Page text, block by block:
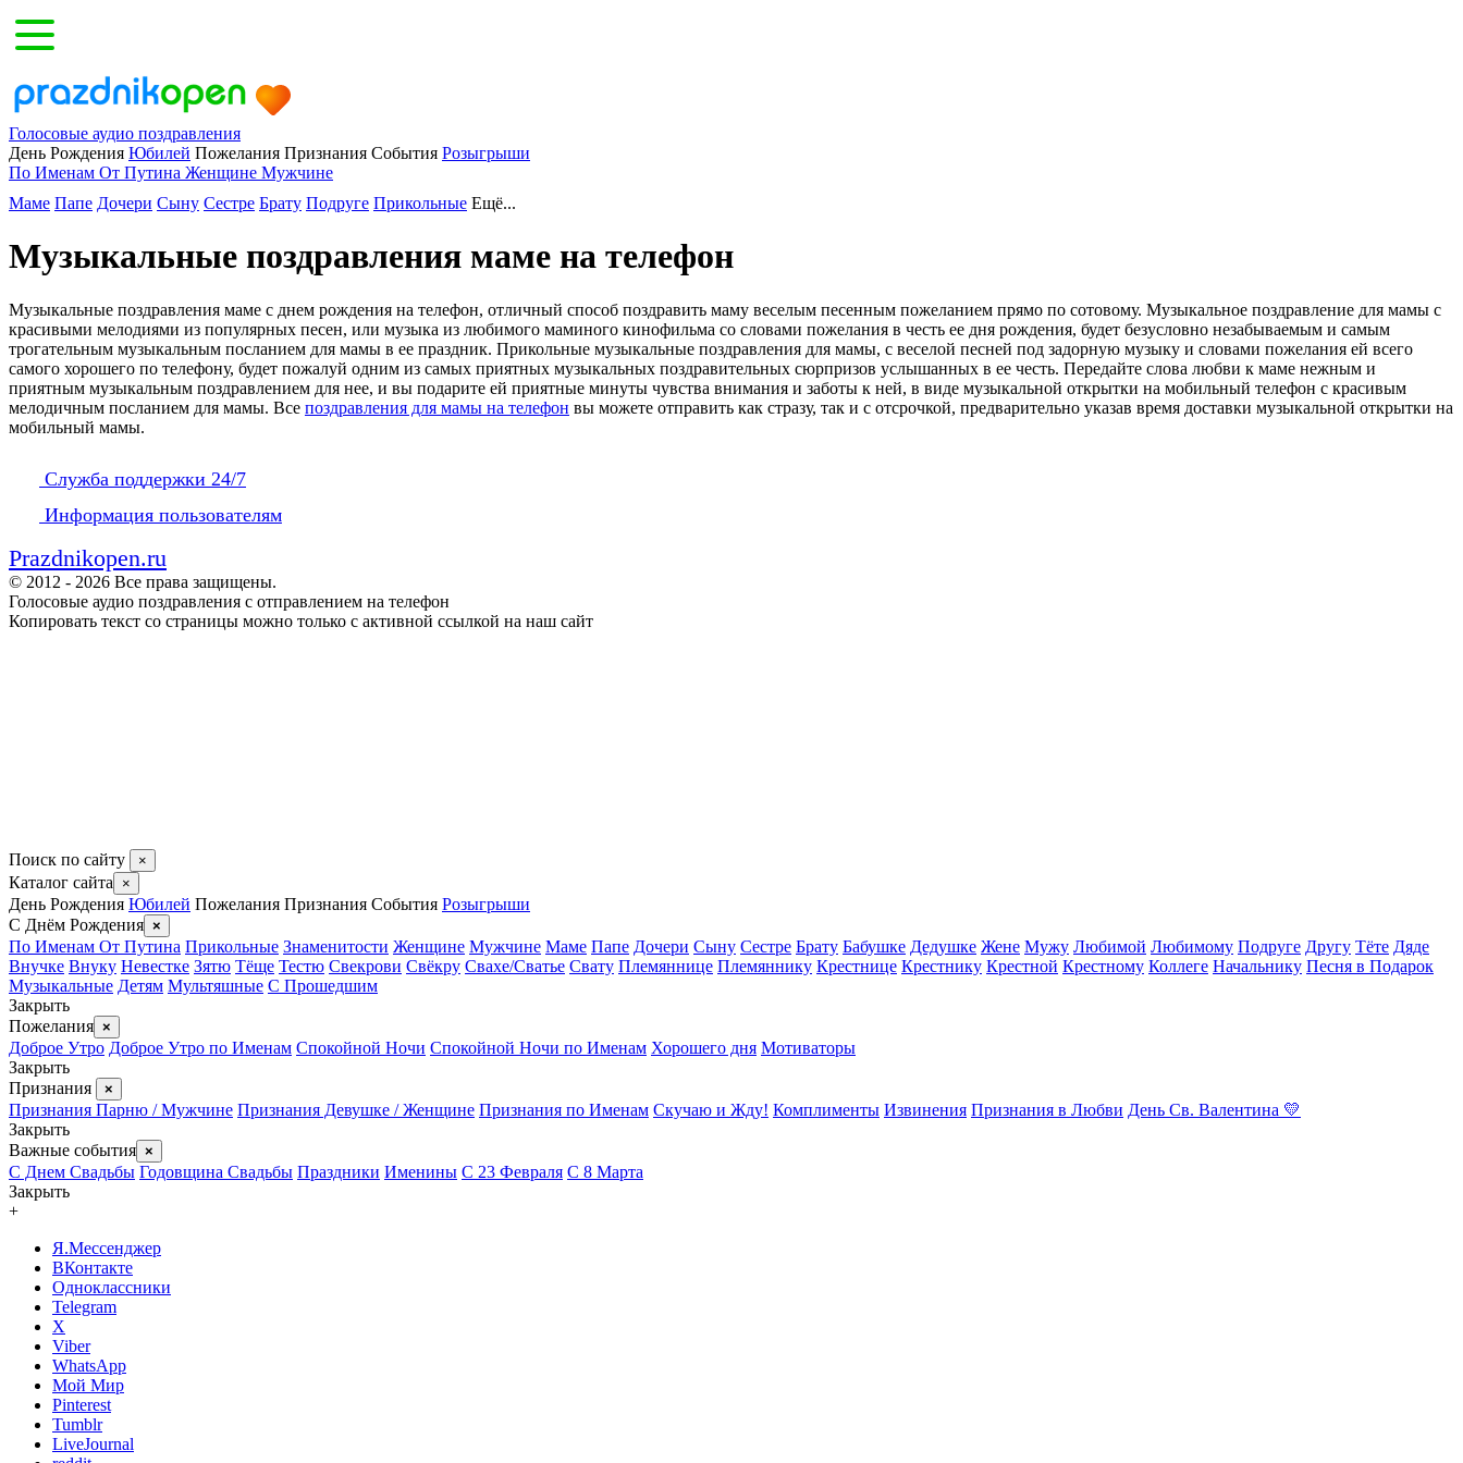
Голосовые аудио поздравления
День Рождения Юбилей Пожелания Признания События Розыгрыши
По Именам От Путина Женщине Мужчине
Маме Папе Дочери Сыну Сестре Брату Подруге Прикольные Ещё...
Музыкальные поздравления маме на телефон
Музыкальные поздравления маме с днем рождения на телефон, отличный способ поздравить маму веселым песенным пожеланием прямо по сотовому. Музыкальное поздравление для мамы с
красивыми мелодиями из популярных песен, или музыка из любимого маминого кинофильма со словами пожелания в честь ее дня рождения, будет безусловно незабываемым и самым
трогательным музыкальным посланием для мамы в ее праздник. Прикольные музыкальные поздравления для мамы, с веселой песней под задорную музыку и словами пожелания ей всего
самого хорошего по телефону, будет пожалуй одним из самых приятных музыкальных поздравительных сюрпризов услышанных в ее честь. Передайте слова любви к маме нежным и
приятным музыкальным поздравлением для нее, и вы подарите ей приятные минуты чувства внимания и заботы к ней, в виде музыкальной открытки на мобильный телефон с красивым
мелодичным посланием для мамы. Все поздравления для мамы на телефон вы можете отправить как стразу, так и с отсрочкой, предварительно указав время доставки музыкальной открытки на
мобильный мамы.
Служба поддержки 24/7
Информация пользователям
Prazdnikopen.ru
© 2012 - 2026 Все права защищены.
Голосовые аудио поздравления с отправлением на телефон
Копировать текст со страницы можно только с активной ссылкой на наш сайт
Поиск по сайту ×
Каталог сайта ×
День Рождения Юбилей Пожелания Признания События Розыгрыши
С Днём Рождения ×
По Именам От Путина Прикольные Знаменитости Женщине Мужчине Маме Папе Дочери Сыну Сестре Брату Бабушке Дедушке Жене Мужу Любимой Любимому Подруге Другу Тёте Дяде
Внучке Внуку Невестке Зятю Тёще Тестю Свекрови Свёкру Свахе/Сватье Свату Племяннице Племяннику Крестнице Крестнику Крестной Крестному Коллеге Начальнику Песня в Подарок
Музыкальные Детям Мультяшные С Прошедшим
Закрыть
Пожелания ×
Доброе Утро Доброе Утро по Именам Спокойной Ночи Спокойной Ночи по Именам Хорошего дня Мотиваторы
Закрыть
Признания
×
Признания Парню / Мужчине Признания Девушке / Женщине Признания по Именам Скучаю и Жду! Комплименты Извинения Признания в Любви День Св. Валентина 💛
Закрыть
Важные события ×
С Днем Свадьбы Годовщина Свадьбы Праздники Именины С 23 Февраля С 8 Марта
Закрыть
+
Я.Мессенджер
ВКонтакте
Одноклассники
Telegram
X
Viber
WhatsApp
Мой Мир
Pinterest
Tumblr
LiveJournal